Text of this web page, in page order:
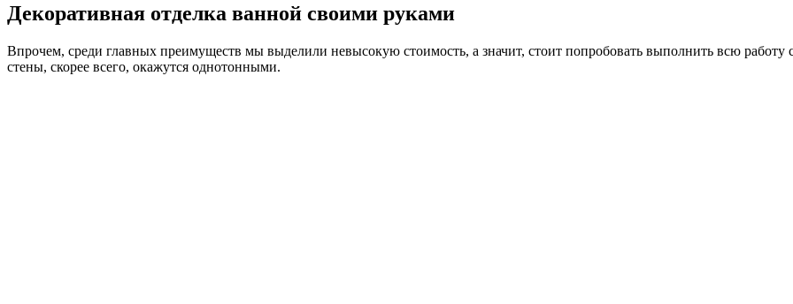
Декоративная отделка ванной своими руками
Впрочем, среди главных преимуществ мы выделили невысокую стоимость, а значит, стоит попробовать выполнить всю работу
стены, скорее всего, окажутся однотонными.